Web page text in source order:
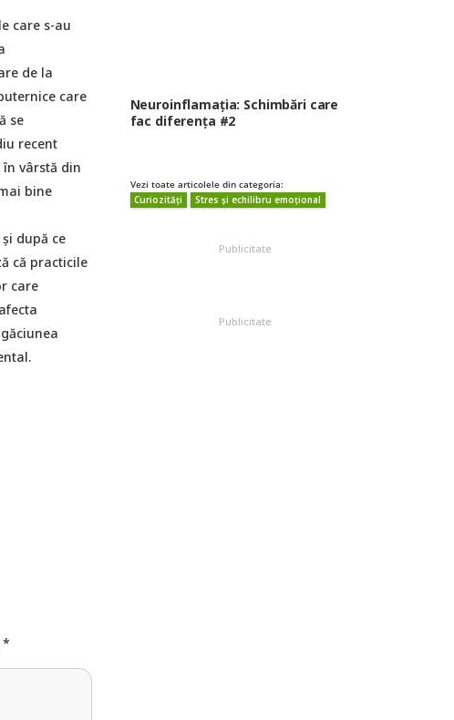
care s-au
de la
care
se
recent
vârstă din
bine
după ce
că practicile
care
*
Neuroinflamația: Schimbări care
fac diferența #2
Vezi toate articolele din categoria:
Curiozități
Stres și echilibru emoțional
Publicitate
Publicitate